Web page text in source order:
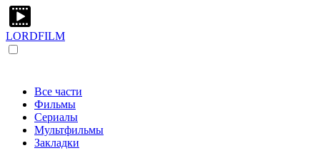
LORDFILM
Все части
Фильмы
Сериалы
Мультфильмы
Закладки